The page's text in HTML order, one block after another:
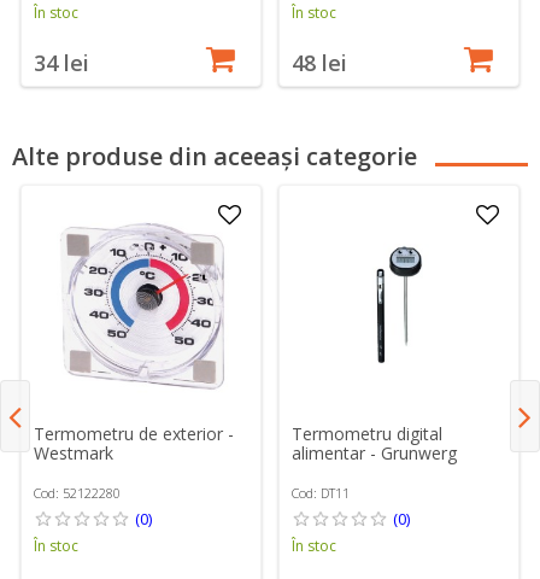
În stoc
34 lei
În stoc
48 lei
Alte produse din aceeași categorie
Termometru de exterior -
Westmark
Cod: 52122280
(0)
În stoc
Termometru digital
alimentar - Grunwerg
Cod: DT11
(0)
În stoc